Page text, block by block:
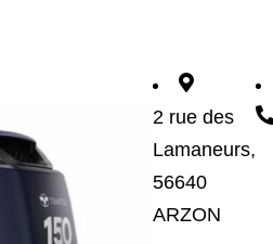
2 rue des
Lamaneurs,
56640
ARZON